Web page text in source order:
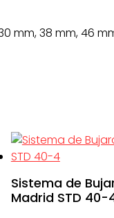
mm, 38 mm, 46
Sistema de
Madrid STD 40-